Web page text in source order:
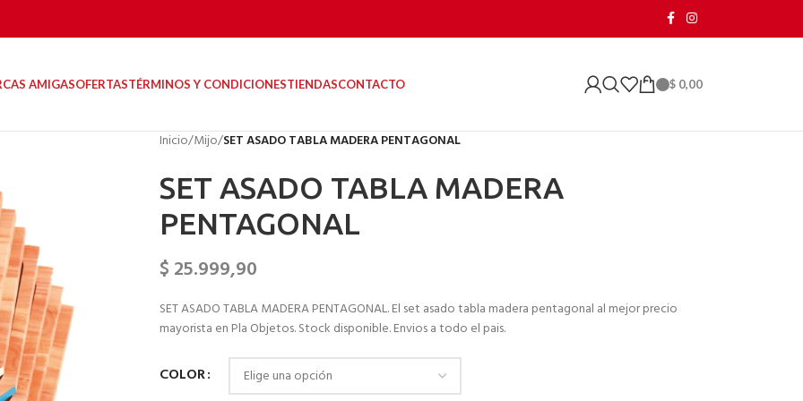
AMIGASOFERTASTÉRMINOS Y CONDICIONESTIENDASCONTACTO $ 0,00
Inicio/Mijo/SET ASADO TABLA MADERA PENTAGONAL
SET ASADO TABLA MADERA
PENTAGONAL
$ 25.999,90
SET ASADO TABLA MADERA PENTAGONAL. El set asado tabla madera pentagonal al mejor precio
mayorista en Pla Objetos. Stock disponible. Envios a todo el pais.
COLOR